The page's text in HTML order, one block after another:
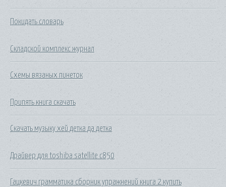
Покидать словарь
Складской комплекс журнал
Схемы вязаных пинеток
Припять книга скачать
Скачать музыку хей детка да детка
Драйвер для toshiba satellite c850
Гацкевич грамматика сборник упражнений книга 2 купить